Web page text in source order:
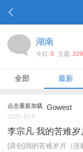
湖南
今日: 0 主题: 229
全部 最新
点击重新加载 Gowest
2025-10-9
李宗凡 我的苦难岁
[原创]我的苦难岁月（